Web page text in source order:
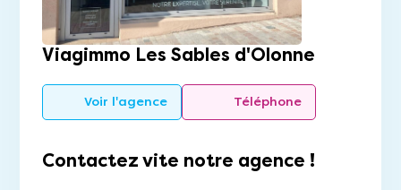
Viagimmo Les Sables d'Olonne
Voir l'agence Téléphone
Contactez vite notre agence !